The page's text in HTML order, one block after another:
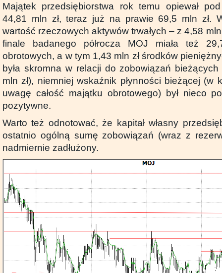
Majątek przedsiębiorstwa rok temu opiewał
44,81 mln zł, teraz już na prawie 69,5 mln zł.
wartość rzeczowych aktywów trwałych – z 4,58 mln
finale badanego półrocza MOJ miała też
obrotowych, a w tym 1,43 mln zł środków
była skromna w relacji do zobowiązań
mln zł), niemniej wskaźnik płynności bieżącej (w
uwagę całość majątku obrotowego) był nieco
pozytywne.
Warto też odnotować, że kapitał własny
ostatnio ogólną sumę zobowiązań (wraz z
nadmiernie zadłużony.